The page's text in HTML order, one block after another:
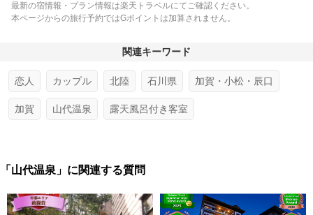
最新の宿情報・プラン情報は楽天トラベルにてご確認ください。
本ページからの旅行予約ではGポイントは加算されません。
関連キーワード
恋人 カップル 北陸 石川県 加賀・小松・辰口
加賀 山代温泉 露天風呂付き客室
「山代温泉」に関連する質問